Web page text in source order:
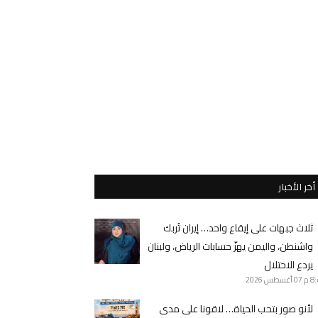
أخر الأخبار
ثلاث جبهات على إيقاع واحد… إيران تُربك
واشنطن، واليمن يهزّ حسابات الرياض، ولبنان
يردع الاحتلال
م 07 أغسطس 2026
لأنو صور بتحب الحياة… لاقونا على مدى